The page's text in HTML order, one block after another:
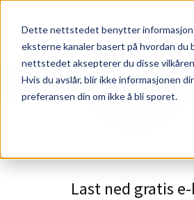
Dette nettstedet benytter
eksterne kanaler basert på hvordan
nettstedet aksepterer du disse
Hvis du avslår, blir ikke informasjonen
preferansen din om ikke å bli sporet.
Last ned gratis